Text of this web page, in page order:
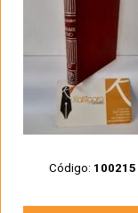
Código: 100215